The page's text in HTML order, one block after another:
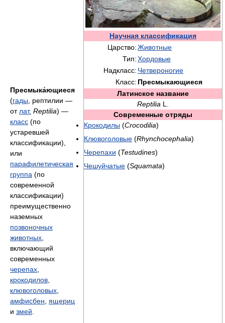
Научная классификация
Царство:Животные
Тип:Хордовые
Надкласс: Четвероногие
Класс: Пресмыкающиеся
Латинское название
Reptilia L.
Современные отряды
Крокодилы (Crocodilia)
Клювоголовые (Rhynchocephalia)
Черепахи (Testudines)
Чешуйчатые (Squamata)
Пресмыка́ющиеся
(гады , рептилии —
от лат. Reptilia) —
класс (по
устаревшей
классификации),
или
парафилетическая
группа (по
современной
классификации)
преимущественно
наземных
позвоночных
животных
включающий
современных
черепах
крокодилов
клювоголовых
амфисбен ящериц
и змей